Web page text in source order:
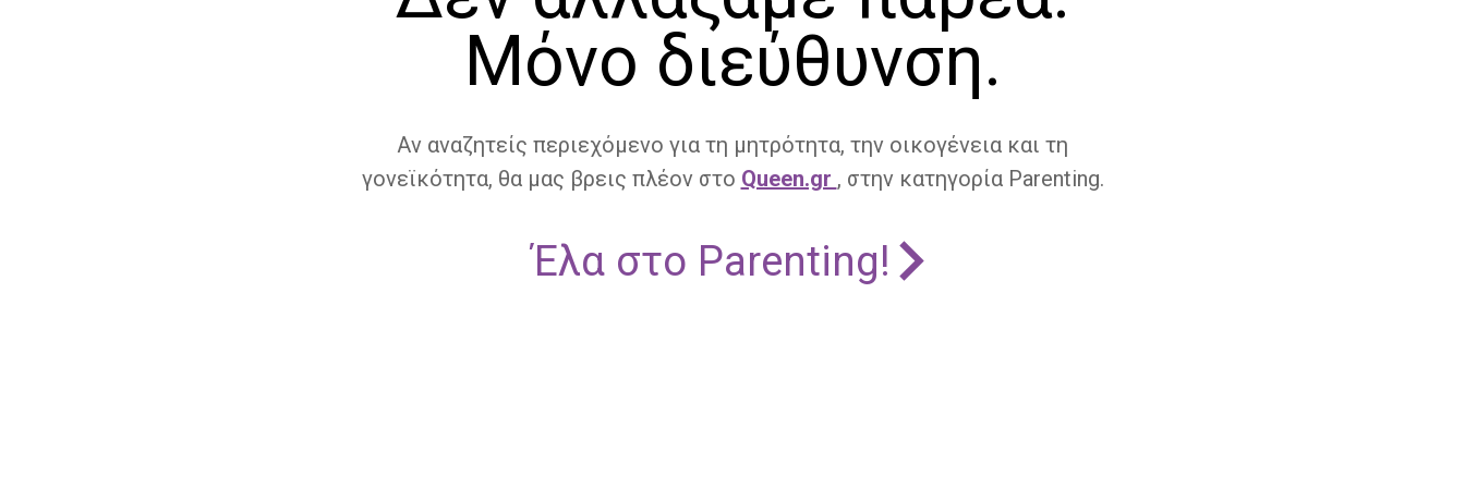
Μόνο διεύθυνση.
Αν αναζητείς περιεχόμενο για τη μητρότητα, την οικογένεια και τη
γονεϊκότητα, θα μας βρεις πλέον στο Queen.gr , στην κατηγορία Parenting.
Έλα στο Parenting!